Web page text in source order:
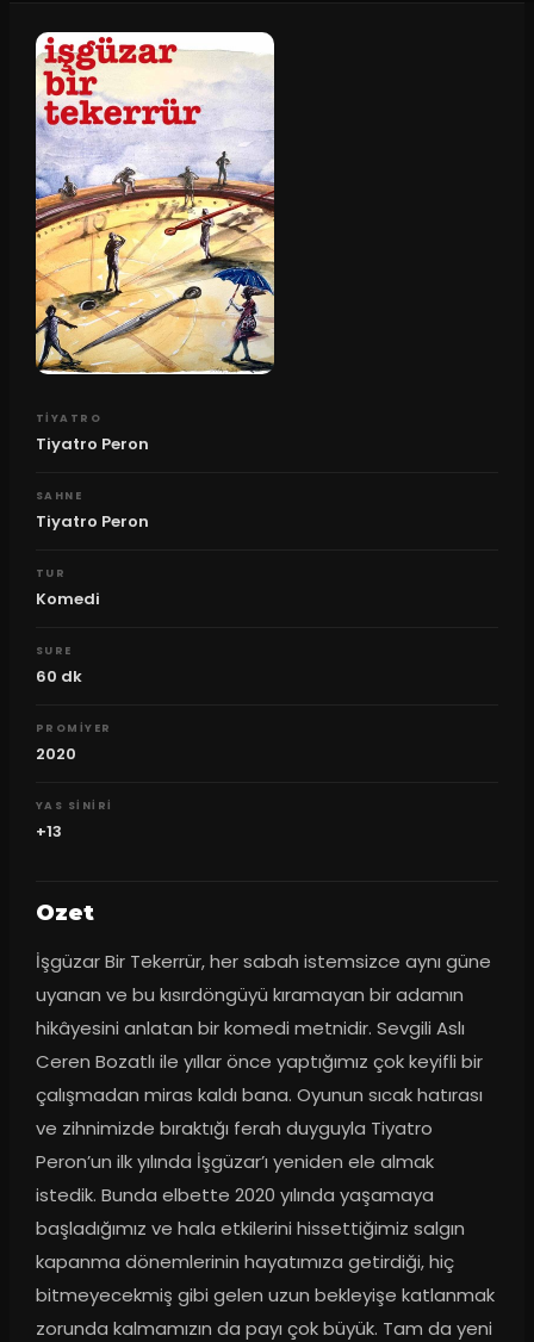
TIYATRO
Tiyatro Peron
SAHNE
Tiyatro Peron
TUR
Komedi
SURE
60 dk
PROMIYER
2020
YAS SINIRI
+13
Ozet
İşgüzar Bir Tekerrür, her sabah istemsizce aynı güne
uyanan ve bu kısırdöngüyü kıramayan bir adamın
hikâyesini anlatan bir komedi metnidir. Sevgili Aslı
Ceren Bozatlı ile yıllar önce yaptığımız çok keyifli bir
çalışmadan miras kaldı bana. Oyunun sıcak hatırası
ve zihnimizde bıraktığı ferah duyguyla Tiyatro
Peron’un ilk yılında İşgüzar’ı yeniden ele almak
istedik. Bunda elbette 2020 yılında yaşamaya
başladığımız ve hala etkilerini hissettiğimiz salgın
kapanma dönemlerinin hayatımıza getirdiği, hiç
bitmeyecekmiş gibi gelen uzun bekleyişe katlanmak
zorunda kalmamızın da payı çok büyük. Tam da yeni